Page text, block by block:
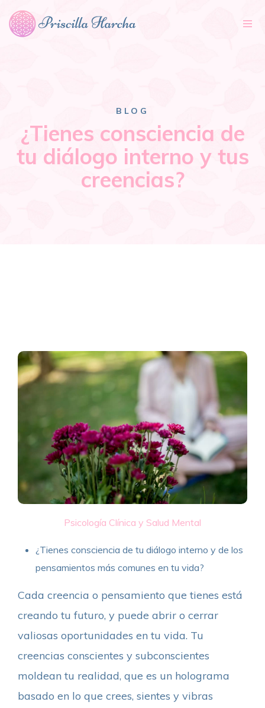
BLOG
¿Tienes consciencia de
tu diálogo interno y tus
creencias?
Psicología Clínica y Salud Mental
¿Tienes consciencia de tu diálogo interno y de los
pensamientos más comunes en tu vida?
Cada creencia o pensamiento que tienes está
creando tu futuro, y puede abrir o cerrar
valiosas oportunidades en tu vida. Tu
creencias conscientes y subconscientes
moldean tu realidad, que es un holograma
basado en lo que crees, sientes y vibras